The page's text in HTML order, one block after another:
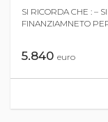
SI RICORDA CHE : –
FINANZIAMNETO
5.840 euro